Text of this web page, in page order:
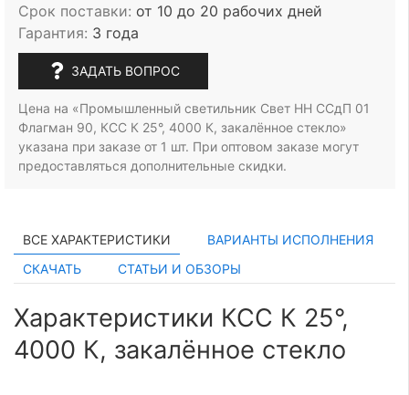
Срок поставки: от 10 до 20 рабочих дней
Гарантия: 3 года
ЗАДАТЬ ВОПРОС
Цена на «Промышленный светильник Свет НН ССдП 01
Флагман 90, КСС К 25°, 4000 К, закалённое стекло»
указана при заказе от 1 шт. При оптовом заказе могут
предоставляться дополнительные скидки.
ВСЕ ХАРАКТЕРИСТИКИ
ВАРИАНТЫ ИСПОЛНЕНИЯ
СКАЧАТЬ
СТАТЬИ И ОБЗОРЫ
Характеристики КСС К 25°,
4000 К, закалённое стекло